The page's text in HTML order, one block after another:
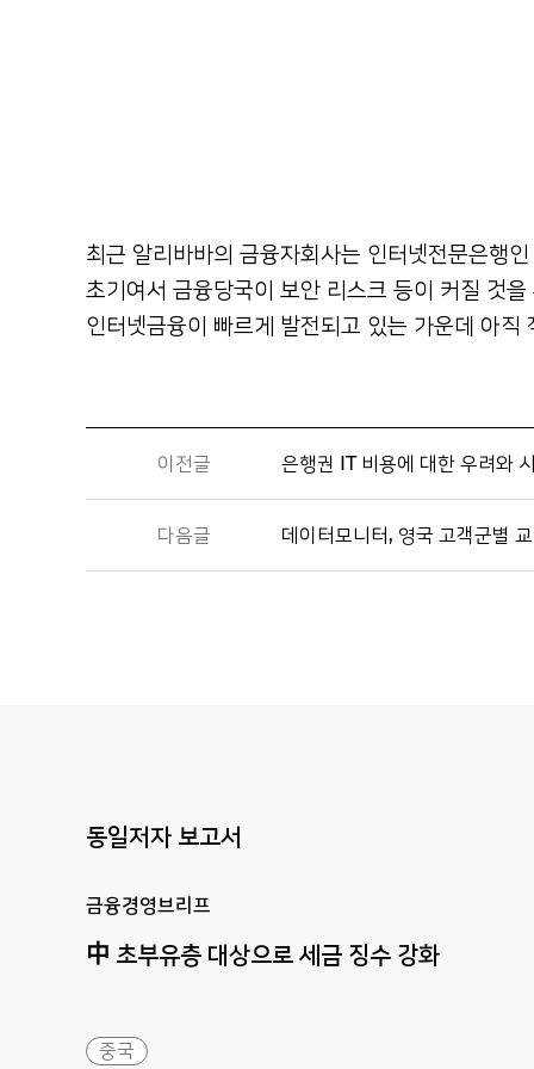
최근 알리바바의 금융자회사는 인터넷전문은
초기여서 금융당국이 보안 리스크 등이 커질 것
인터넷금융이 빠르게 발전되고 있는 가운데 아
이전글 은행권 IT 비용에 대한 우려와
다음글 데이터모니터, 영국 고객군별
동일저자 보고서
금융경영브리프
中 초부유층 대상으로 세금 징수 강화
중국